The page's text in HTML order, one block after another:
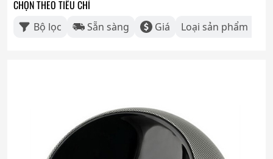
CHỌN THEO TIÊU CHÍ
Bộ lọc Sẵn sàng Giá Loại sản phẩm